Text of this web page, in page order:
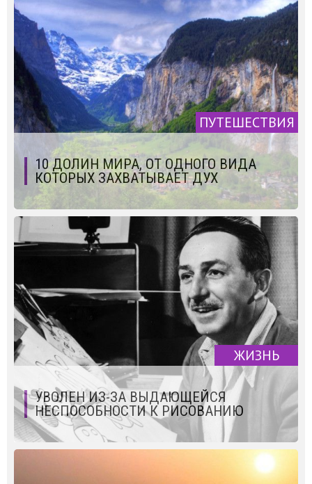
ПУТЕШЕСТВИЯ
10 ДОЛИН МИРА, ОТ ОДНОГО ВИДА
КОТОРЫХ ЗАХВАТЫВАЕТ ДУХ
ЖИЗНЬ
УВОЛЕН ИЗ-ЗА ВЫДАЮЩЕЙСЯ
НЕСПОСОБНОСТИ К РИСОВАНИЮ